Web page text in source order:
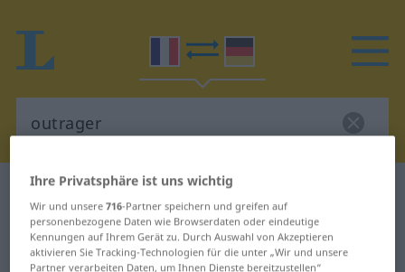
Französisch-Deutsch Wörterbuch
Französisch-Deutsch Übersetzung
für "outrager"
Ihre Privatsphäre ist uns wichtig
Wir und unsere716-Partner speichern und greifen auf
personenbezogene Daten wie Browserdaten oder eindeutige
Kennungen auf Ihrem Gerät zu. Durch Auswahl von Akzeptieren
aktivieren Sie Tracking-Technologien für die unter „Wir und unsere
Partner verarbeiten Daten, um Ihnen Dienste bereitzustellen“